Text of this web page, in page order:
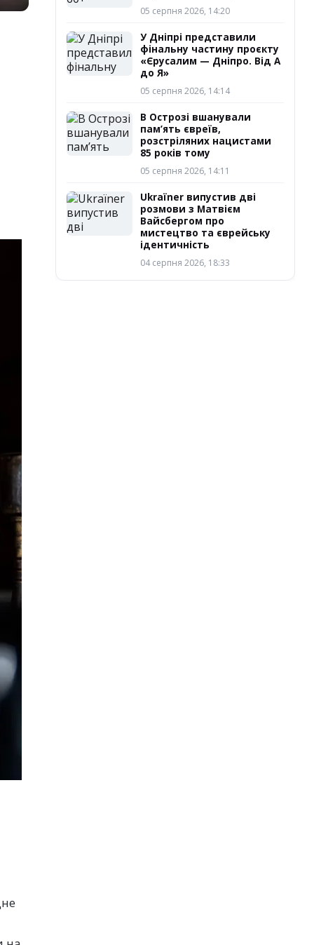
05 серпня 2026, 14:20
У Дніпрі представили
фінальну частину проєкту
«Єрусалим — Дніпро. Від А
до Я»
05 серпня 2026, 14:14
В Острозі вшанували
пам’ять євреїв,
розстріляних нацистами
85 років тому
05 серпня 2026, 14:11
Ukraїner випустив дві
розмови з Матвієм
Вайсбергом про
мистецтво та єврейську
ідентичність
04 серпня 2026, 18:33